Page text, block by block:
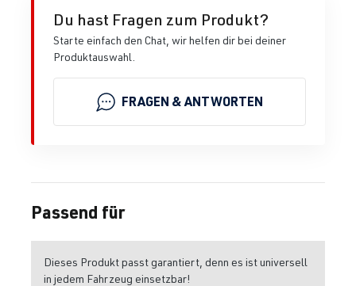
Du hast Fragen zum Produkt?
Starte einfach den Chat, wir helfen dir bei deiner
Produktauswahl.
FRAGEN & ANTWORTEN
Passend für
Dieses Produkt passt garantiert, denn es ist universell
in jedem Fahrzeug einsetzbar!